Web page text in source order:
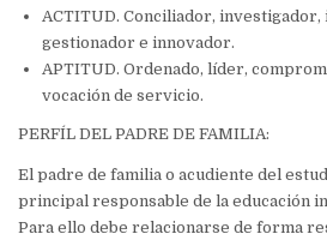
ACTITUD. Conciliador, investigador,
gestionador e innovador.
APTITUD. Ordenado, líder,
vocación de servicio.
PERFÍL DEL PADRE DE FAMILIA:
El padre de familia o acudiente del
principal responsable de la educación
Para ello debe relacionarse de forma